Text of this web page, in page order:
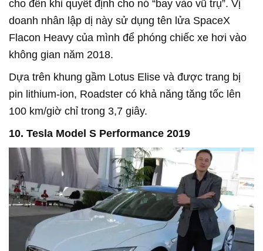
cho đến khi quyết định cho nó “bay vào vũ trụ”. Vị
doanh nhân lập dị này sử dụng tên lửa SpaceX
Flacon Heavy của mình để phóng chiếc xe hơi vào
không gian năm 2018.
Dựa trên khung gầm Lotus Elise và được trang bị
pin lithium-ion, Roadster có khả năng tăng tốc lên
100 km/giờ chỉ trong 3,7 giây.
10. Tesla Model S Performance 2019